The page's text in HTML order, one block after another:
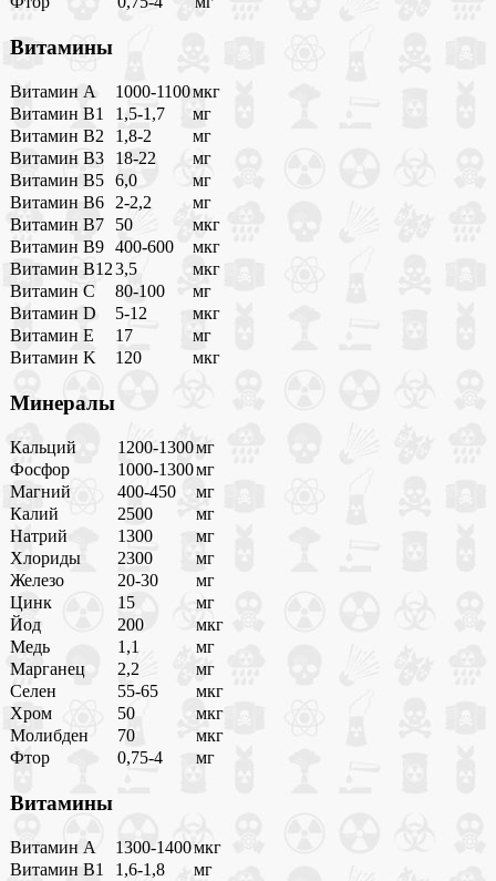
Витамины
Витамин A 1000-1100мкг
Витамин B1
1,5-1,7
мг
Витамин B2
1,8-2
мг
Витамин B3
18-22
мг
Витамин B5 6,0
мг
Витамин B6 2-2,2
мг
Витамин B7
50
мкг
Витамин B9 400-600
мкг
Витамин B123,5
мкг
Витамин C
80-100
мг
Витамин D
5-12
мкг
Витамин E
17
мг
Витамин K
120 мкг
Минералы
Кальций 1200-1300мг
Фосфор
1000-1300мг
Магний
400-450
мг
Калий
2500
мг
Натрий
1300
мг
Хлориды
2300
мг
Железо
20-30
мг
Цинк
15
мг
Йод
200
мкг
Медь
1,1
мг
Марганец
2,2
мг
Селен
55-65
мкг
Хром
50
мкг
Молибден
70
мкг
Фтор
0,75-4 мг
Витамины
Витамин A 1300-1400мкг
Витамин B1
1,6-1,8
мг